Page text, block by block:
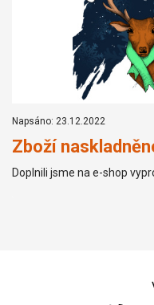
Napsáno: 23.12.2022
Zboží
Doplnili jsme na e-shop